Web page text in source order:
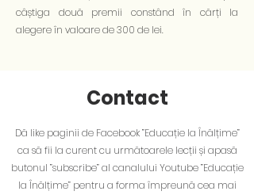
câștiga două premii constând în cărți la
alegere în valoare de 300 de lei.
Contact
Dă like paginii de Facebook ”Educație la Înălțime”
ca să fii la curent cu următoarele lecții și apasă
butonul ”subscribe” al canalului Youtube ”Educație
la Înălțime” pentru a forma împreună cea mai